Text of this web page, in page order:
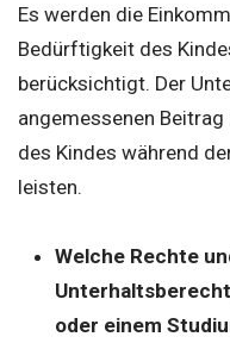
Es werden die
Bedürftigkeit des
berücksichtigt. Der
angemessenen
des Kindes während
leisten.
Welche Rechte
oder einem